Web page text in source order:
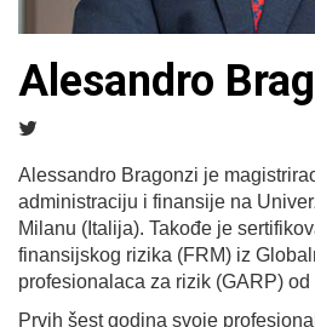
Alesandro
Alessandro Bragonzi je
administraciju i finansije na
Milanu (Italija). Takođe je
finansijskog rizika (FRM) iz
profesionalaca za rizik (GARP)
Prvih šest godina svoje